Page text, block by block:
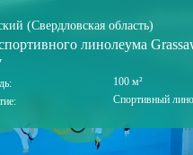
(Свердловская область)
линолеума
100 м²
Спортивный